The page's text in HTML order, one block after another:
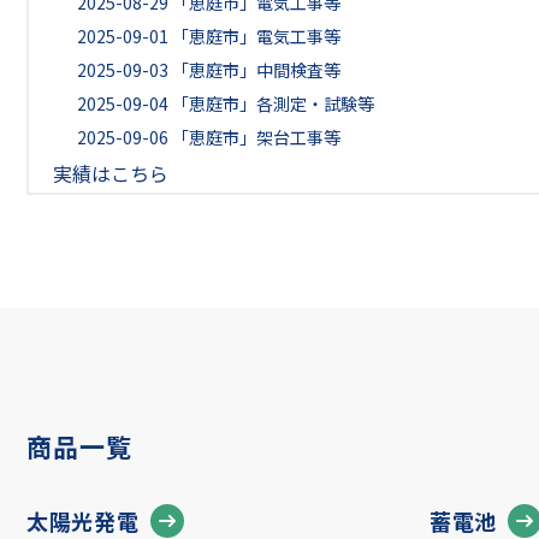
2025-09-01
「恵庭市」電気工事等
2025-09-03
「恵庭市」中間検査等
2025-09-04 「恵庭市」各測定・試験等
2025-09-06
「恵庭市」架台工事等
実績はこちら
商品一覧
太陽光発電 蓄電池